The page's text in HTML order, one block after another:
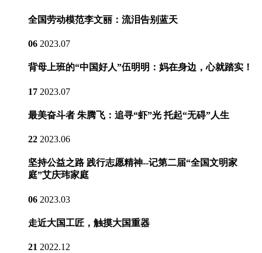
全国劳动模范李文丽：流泪告别蓝天
06 2023.07
背母上班的“中国好人”伍明明：妈在身边，心就踏实！
17 2023.07
最美奋斗者 朱腾飞：追寻“虾”光 托起“无碍”人生
22 2023.06
坚持公益之路 践行志愿精神--记第二届“全国文明家
庭”艾庆玮家庭
06 2023.03
走近大国工匠，触摸大国重器
21 2022.12